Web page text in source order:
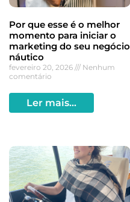
Por que esse é o melhor
momento para iniciar o
marketing do seu negócio
náutico
fevereiro 20, 2026
Nenhum
comentário
Ler mais...